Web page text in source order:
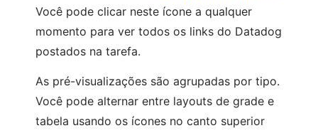
Você pode clicar neste ícone a qualquer
momento para ver todos os links do Datadog
postados na tarefa.
As pré-visualizações são agrupadas por tipo.
Você pode alternar entre layouts de grade e
tabela usando os ícones no canto superior